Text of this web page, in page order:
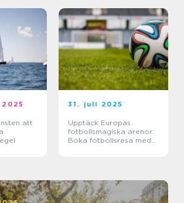
att
31. juli 2025
Upptäck Europas
fotbollsmagiska arenor:
Boka fotbollsresa med